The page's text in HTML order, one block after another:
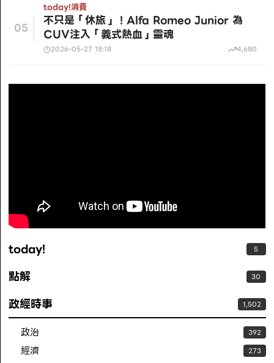
05
today!消費
不只是「休旅」！Alfa Romeo Junior 為
CUV注入「義式熱血」靈魂
2026-05-27 18:18 4,680
today! 5
點解 30
政經時事 1,502
政治 392
經濟 273